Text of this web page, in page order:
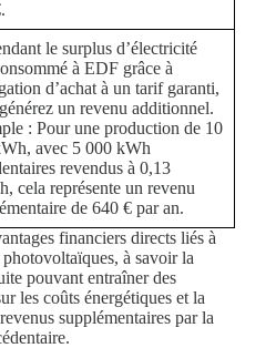
le surplus d’électricité
à EDF grâce à
d’achat à un tarif garanti,
un revenu additionnel.
: Pour une production de 10
avec 5 000 kWh
revendus à 0,13
cela représente un revenu
de 640 € par an.
financiers directs liés à
à savoir la
pouvant entraîner des
les coûts énergétiques et la
supplémentaires par la